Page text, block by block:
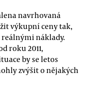
navrhovaná
výkupní ceny tak,
reálnými náklady.
roku 2011,
by se letos
zvýšit o nějakých